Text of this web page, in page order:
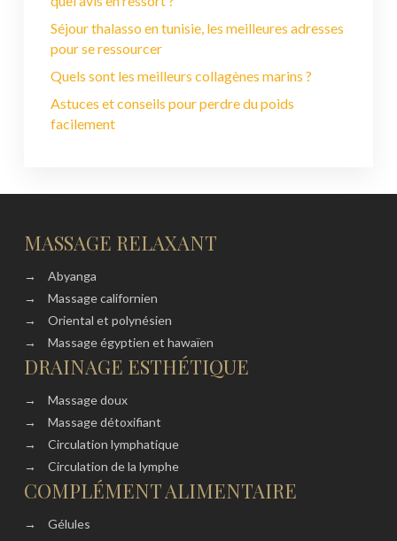
Séjour thalasso en tunisie, les meilleures adresses
pour se ressourcer
Quels sont les meilleurs collagènes marins ?
Astuces et conseils pour perdre du poids
facilement
MASSAGE RELAXANT
→
Abyanga
→
Massage californien
→
Oriental et polynésien
→
Massage égyptien et hawaïen
DRAINAGE ESTHÉTIQUE
→
Massage doux
→
Massage détoxifiant
→
Circulation lymphatique
→
Circulation de la lymphe
COMPLÉMENT ALIMENTAIRE
→
Gélules